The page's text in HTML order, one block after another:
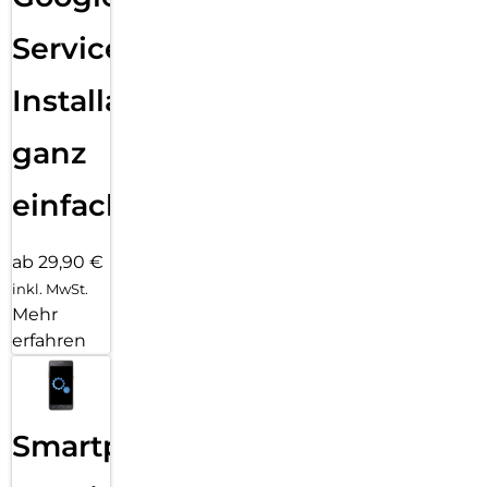
Services
Installation
ganz
einfach
ab 29,90 €
inkl. MwSt.
Mehr
erfahren
Smartphone